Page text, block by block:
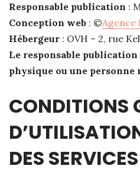
Responsable publication :
Conception web : ©Agence
Hébergeur : OVH – 2, rue
Le responsable
physique ou une personne
CONDITIONS
DES